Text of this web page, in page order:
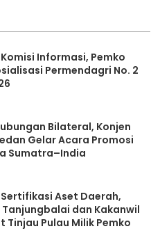
Informasi, Pemko
Permendagri No. 2
Bilateral, Konjen
Gelar Acara Promosi
Sumatra–India
Aset Daerah,
dan Kakanwil
Tinjau Pulau Milik Pemko